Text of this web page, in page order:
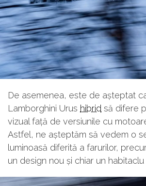
De asemenea, este de așteptat
Lamborghini Urus hibrid să difere
vizual față de versiunile cu
Astfel, ne așteptăm să vedem o
luminoasă diferită a farurilor,
un design nou și chiar un